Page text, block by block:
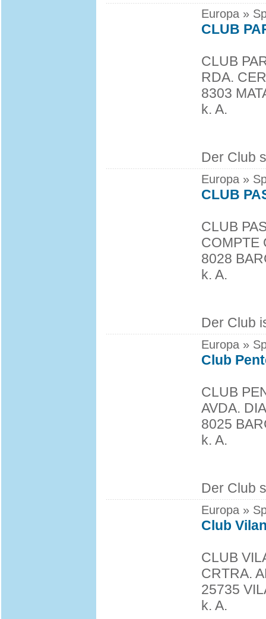
Europa »
CLUB
CLUB
RDA.
8303
k. A.
Der Club
Europa »
CLUB
CLUB
COMPTE
8028
k. A.
Der Club
Europa »
Club
CLUB
AVDA.
8025
k. A.
Der Club
Europa »
Club
CLUB
CRTRA.
25735
k. A.